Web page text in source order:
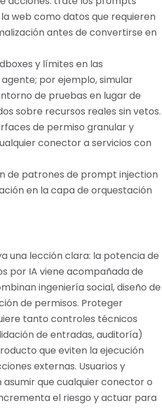
web como datos que requieren
antes de convertirse en
y límites en las
por ejemplo, simular
de pruebas en lugar de
sobre recursos reales sin vetos.
de permiso granular y
conector a servicios con
de patrones de prompt injection
en la capa de orquestación
una lección clara: la potencia de
por IA viene acompañada de
ingeniería social, diseño de
de permisos. Proteger
tanto controles técnicos
de entradas, auditoría)
que eviten la ejecución
externas. Usuarios y
que cualquier conector o
el riesgo y actuar para